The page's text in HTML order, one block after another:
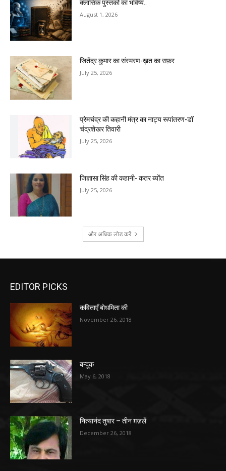
क्लासिक पुस्तकों का भविष्य..
August 1, 2026
जितेंद्र कुमार का संस्मरण-ख़त का सफ़र
July 25, 2026
प्रेमचंद्र की कहानी मंत्र का नाट्य रूपांतरण-डॉ
चंद्रशेखर तिवारी
July 25, 2026
जिज्ञासा सिंह की कहानी- कतर ब्योंत
July 25, 2026
और अधिक लोड करें
EDITOR PICKS
कविताएँ बोधमिता की
November 26, 2018
बन्दूक
May 6, 2018
नित्यानंद तुषार – तीन ग़ज़लें
December 26, 2018